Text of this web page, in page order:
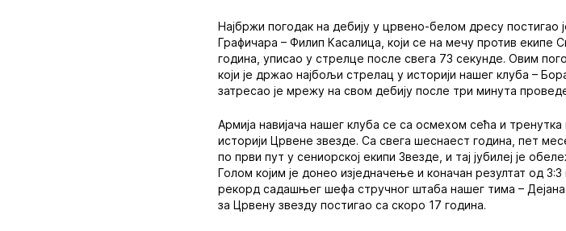
Најбржи погодак на дебију у црвено-белом дресу постигао
Графичара – Филип Касалица, који се на мечу против
година, уписао у стрелце после свега 73 секунде. Овим
који је држао најбољи стрелац у историји нашег клуба –
затресао је мрежу на свом дебију после три минута
Армија навијача нашег клуба се са осмехом сећа и
историји Црвене звезде. Са свега шеснаест година, пет
по први пут у сениорској екипи Звезде, и тај јубилеј је
Голом којим је донео изједначење и коначан резултат од
рекорд садашњег шефа стручног штаба нашег тима –
за Црвену звезду постигао са скоро 17 година.